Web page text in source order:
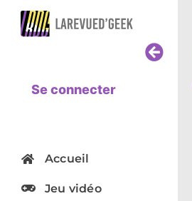
Se connecter
Accueil
Jeu vidéo